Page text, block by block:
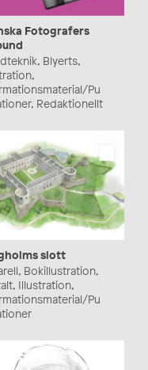
Fotografers
Blyerts,
Pu
Redaktionellt
slott
Bokillustration,
Illustration,
Pu